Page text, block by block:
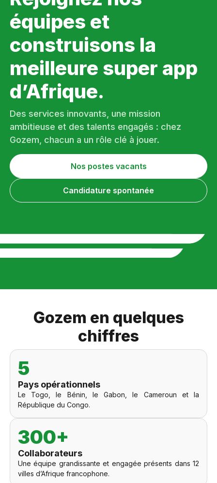
équipes et
construisons la
meilleure super app
d’Afrique.
Des services innovants, une mission
ambitieuse et des talents engagés : chez
Gozem, chacun a un rôle clé à jouer.
Nos postes vacants
Candidature spontanée
Gozem en quelques
chiffres
5
Pays opérationnels
Le Togo, le Bénin, le Gabon, le Cameroun et la
République du Congo.
300+
Collaborateurs
Une équipe grandissante et engagée présents dans 12
villes d’Afrique francophone.